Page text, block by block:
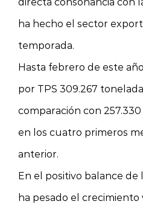
ha hecho el sector
temporada.
Hasta febrero de este
por TPS 309.267
comparación con
en los cuatro primeros
anterior.
En el positivo balance
ha pesado el crecimiento